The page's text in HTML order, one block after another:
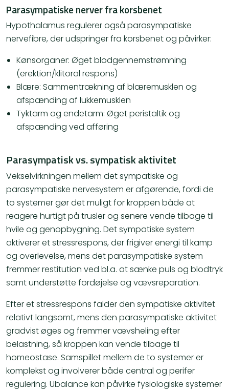
Parasympatiske nerver fra korsbenet
Hypothalamus regulerer også parasympatiske
nervefibre, der udspringer fra korsbenet og påvirker:
Kønsorganer: Øget blodgennemstrømning
(erektion/klitoral respons)
Blære: Sammentrækning af blæremusklen og
afspænding af lukkemusklen
Tyktarm og endetarm: Øget peristaltik og
afspænding ved afføring
Parasympatisk vs. sympatisk aktivitet
Vekselvirkningen mellem det sympatiske og
parasympatiske nervesystem er afgørende, fordi de
to systemer gør det muligt for kroppen både at
reagere hurtigt på trusler og senere vende tilbage til
hvile og genopbygning. Det sympatiske system
aktiverer et stressrespons, der frigiver energi til kamp
og overlevelse, mens det parasympatiske system
fremmer restitution ved bl.a. at sænke puls og blodtryk
samt understøtte fordøjelse og vævsreparation.
Efter et stressrespons falder den sympatiske aktivitet
relativt langsomt, mens den parasympatiske aktivitet
gradvist øges og fremmer vævsheling efter
belastning, så kroppen kan vende tilbage til
homeostase. Samspillet mellem de to systemer er
komplekst og involverer både central og perifer
regulering. Ubalance kan påvirke fysiologiske systemer